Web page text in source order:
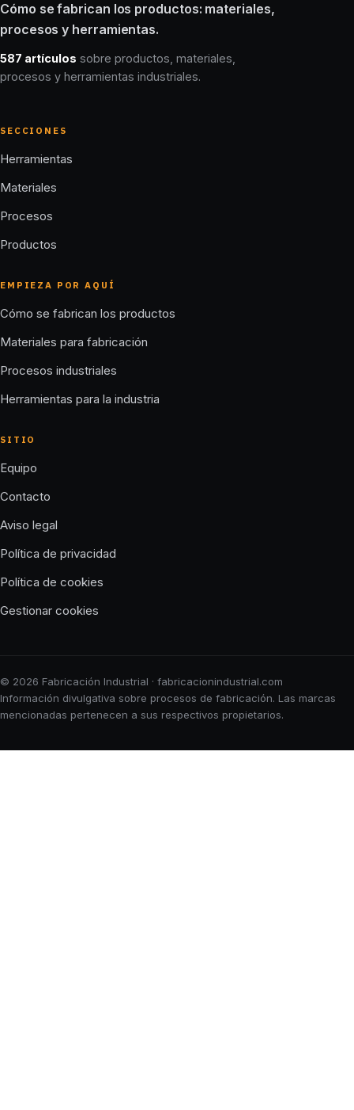
Cómo se fabrican los productos: materiales,
procesos y herramientas.
587 artículos sobre productos, materiales,
procesos y herramientas industriales.
SECCIONES
Herramientas
Materiales
Procesos
Productos
EMPIEZA POR AQUÍ
Cómo se fabrican los productos
Materiales para fabricación
Procesos industriales
Herramientas para la industria
SITIO
Equipo
Contacto
Aviso legal
Política de privacidad
Política de cookies
Gestionar cookies
© 2026 Fabricación Industrial · fabricacionindustrial.com
Información divulgativa sobre procesos de fabricación. Las marcas
mencionadas pertenecen a sus respectivos propietarios.